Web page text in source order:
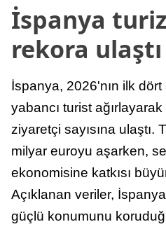
İspanya
rekora ulaştı
İspanya, 2026'nın ilk
yabancı turist
ziyaretçi sayısına ulaştı.
milyar euroyu aşarken,
ekonomisine katkısı
Açıklanan veriler,
güçlü konumunu